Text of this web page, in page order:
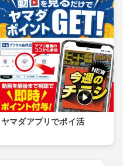
ヤマダアプリでポイ活